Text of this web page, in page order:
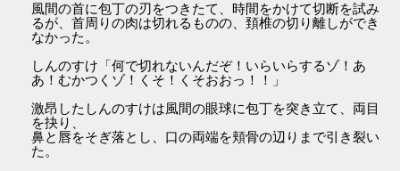
風間の首に包丁の刃をつきたて、時間をかけて切断を試み
るが、首周りの肉は切れるものの、頚椎の切り離しができ
なかった。
しんのすけ「何で切れないんだぞ！いらいらするゾ！あ
あ！むかつくゾ！くそ！くそおおっ！！」
激昂したしんのすけは風間の眼球に包丁を突き立て、両目
を抉り、
鼻と唇をそぎ落とし、口の両端を頬骨の辺りまで引き裂い
た。